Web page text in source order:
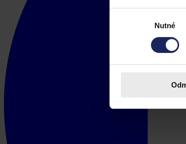
Nutné